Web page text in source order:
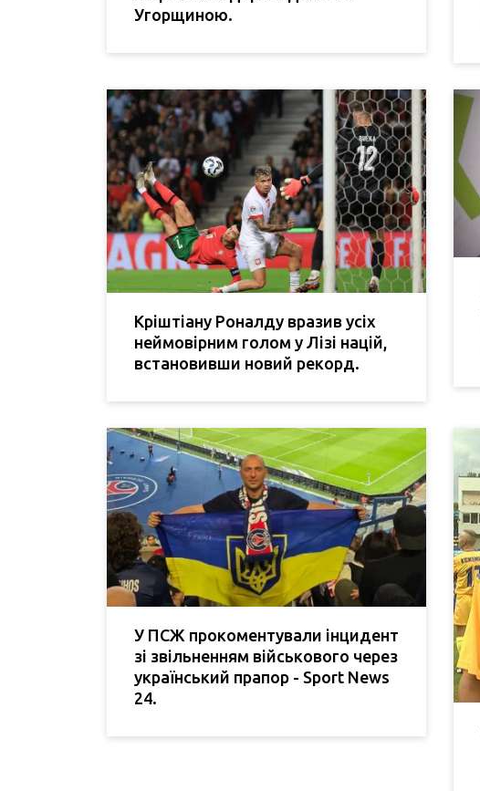
Угорщиною.
Кріштіану Роналду вразив усіх
неймовірним голом у Лізі націй,
встановивши новий рекорд.
У ПСЖ прокоментували інцидент
зі звільненням військового через
український прапор - Sport News
24.